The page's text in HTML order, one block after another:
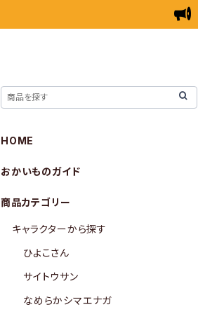
HOME
おかいものガイド
商品カテゴリー
キャラクターから探す
ひよこさん
サイトウサン
なめらかシマエナガ